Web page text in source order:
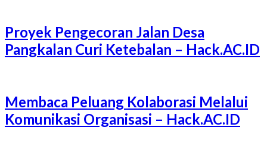
Proyek Pengecoran Jalan Desa
Pangkalan Curi Ketebalan – Hack.AC.ID
Membaca Peluang Kolaborasi Melalui
Komunikasi Organisasi – Hack.AC.ID